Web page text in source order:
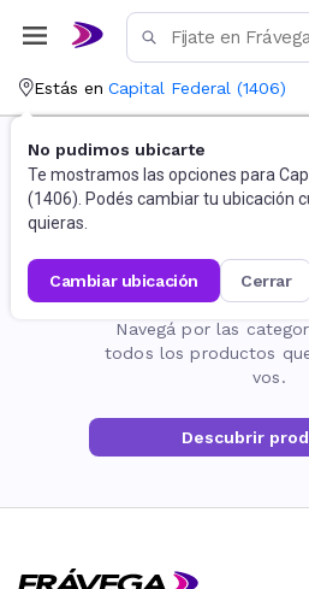
Estás en Capital Federal (1406)
No pudimos ubicarte
Te mostramos las opciones para
(1406). Podés cambiar tu ubicación
quieras.
cambiar ubicación cerrar
La página no
Navegá por las
todos los productos
vos.
Descubrir